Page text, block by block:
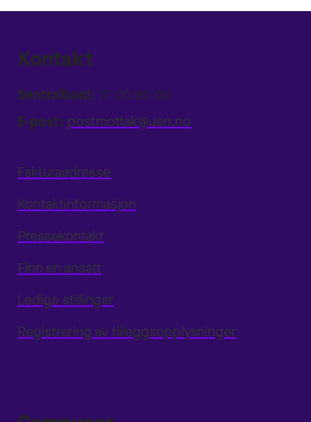
Kontakt
Sentralbord: 31 00 80 00
E-post: postmottak@usn.no
Fakturaadresse
Kontaktinformasjon
Pressekontakt
Finn en ansatt
Ledige stillinger
Registrering av tilleggsopplysninger